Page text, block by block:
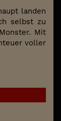
landen
selbst zu
Mit
voller